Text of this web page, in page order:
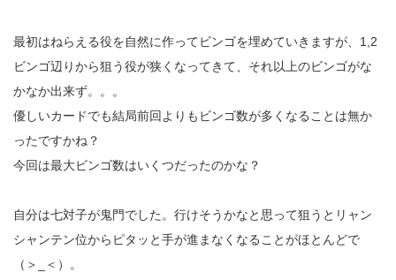
最初はねらえる役を自然に作ってビンゴを埋めていきますが、1,2
ビンゴ辺りから狙う役が狭くなってきて、それ以上のビンゴがな
かなか出来ず。。。
優しいカードでも結局前回よりもビンゴ数が多くなることは無か
ったですかね？
今回は最大ビンゴ数はいくつだったのかな？
自分は七対子が鬼門でした。行けそうかなと思って狙うとリャン
シャンテン位からピタッと手が進まなくなることがほとんどで
（＞_＜）。